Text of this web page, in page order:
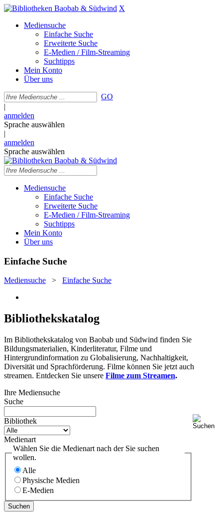
X
Mediensuche
Einfache Suche
Erweiterte Suche
E-Medien / Film-Streaming
Suchtipps
Mein Konto
Über uns
GO
|
anmelden
Sprache auswählen
|
anmelden
Sprache auswählen
Mediensuche
Einfache Suche
Erweiterte Suche
E-Medien / Film-Streaming
Suchtipps
Mein Konto
Über uns
Einfache Suche
Mediensuche > Einfache Suche
Bibliothekskatalog
Im Bibliothekskatalog von Baobab und Südwind finden Sie
Bildungsmaterialien, Kinderliteratur, Filme und
Hintergrundinformation zu Globalisierung, Nachhaltigkeit,
Diversität und Sprachförderung. Filme können Sie jetzt auch
streamen. Entdecken Sie unsere Filme zum Streamen.
Ihre Mediensuche
Suche
Bibliothek
Medienart
Wählen Sie die Medienart nach der Sie suchen
wollen.
Alle
Physische Medien
E-Medien